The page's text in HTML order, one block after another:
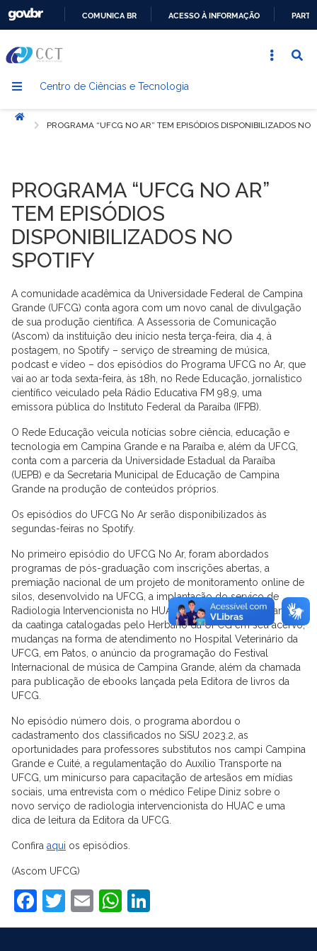
CONTEÚDO
COMUNICA BR ACESSO À INFORMAÇÃO
Centro de Ciências e Tecnologia
Início
PROGRAMA “UFCG NO AR” TEM EPISÓDIOS DISPONIBILIZADOS NO
PROGRAMA “UFCG NO AR”
TEM EPISÓDIOS
DISPONIBILIZADOS NO
SPOTIFY
A comunidade acadêmica da Universidade Federal de Campina
Grande (UFCG) conta agora com um novo canal de divulgação
de sua produção científica. A Assessoria de Comunicação
(Ascom) da instituição deu início nesta terça-feira, dia 4, à
postagem, no Spotify – serviço de streaming de música,
podcast e vídeo – dos episódios do Programa UFCG no Ar, que
vai ao ar toda sexta-feira, às 18h, no Rede Educação, jornalístico
científico veiculado pela Rádio Educativa FM 98,9, uma
emissora pública do Instituto Federal da Paraíba (IFPB).
O Rede Educação veicula notícias sobre ciência, educação e
tecnologia em Campina Grande e na Paraíba e, além da UFCG,
conta com a parceria da Universidade Estadual da Paraíba
(UEPB) e da Secretaria Municipal de Educação de Campina
Grande na produção de conteúdos próprios.
Os episódios do UFCG No Ar serão disponibilizados às
segundas-feiras no Spotify.
No primeiro episódio do UFCG No Ar, foram abordados
programas de pós-graduação com inscrições abertas, a
premiação nacional de um projeto de monitoramento online de
silos, desenvolvido na UFCG, a implantação do serviço de
Radiologia Intervencionista no HUAC, a marca de 8 mil plantas
da caatinga catalogadas pelo Herbário da UFCG em seu acervo,
mudanças na forma de atendimento no Hospital Veterinário da
UFCG, em Patos, o anúncio da programação do Festival
Internacional de música de Campina Grande, além da chamada
para publicação de ebooks lançada pela Editora de livros da
UFCG.
No episódio número dois, o programa abordou o
cadastramento dos classificados no SiSU 2023.2, as
oportunidades para professores substitutos nos campi Campina
Grande e Cuité, a regulamentação do Auxílio Transporte na
UFCG, um minicurso para capacitação de artesãos em mídias
sociais, uma entrevista com o médico Felipe Diniz sobre o
novo serviço de radiologia intervencionista do HUAC e uma
dica de leitura da Editora da UFCG.
Confira aqui os episódios.
(Ascom UFCG)
Facebook
Twitter
EmailWhatsApp